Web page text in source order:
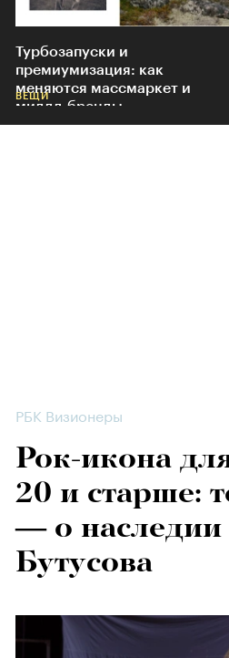
Турбозапуски и
премиумизация: как
меняются массмаркет и
миддл-бренды
ВЕЩИ
РБК Визионеры
Рок-икона
20 и старше:
— о
Бутусова